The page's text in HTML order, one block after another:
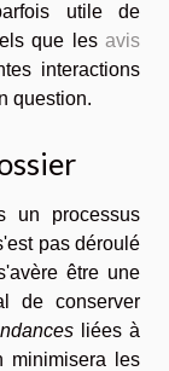
utile de
que les avis
interactions
question.
un processus
pas déroulé
être une
de conserver
liées à
minimisera les